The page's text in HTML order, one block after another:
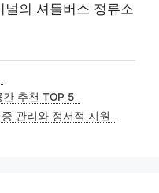
의 셔틀버스 정류소
추천 TOP 5
관리와 정서적 지원